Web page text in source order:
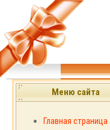
Меню сайта
Главная страница